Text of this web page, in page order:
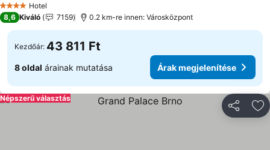
4 KategóriaHotel
8,6 Kiváló 7159 0.2 km-re innen: Városközpont
Kezdőár: 43 811 Ft
8 oldal árainak mutatása Árak megjelenítése
Népszerű választás